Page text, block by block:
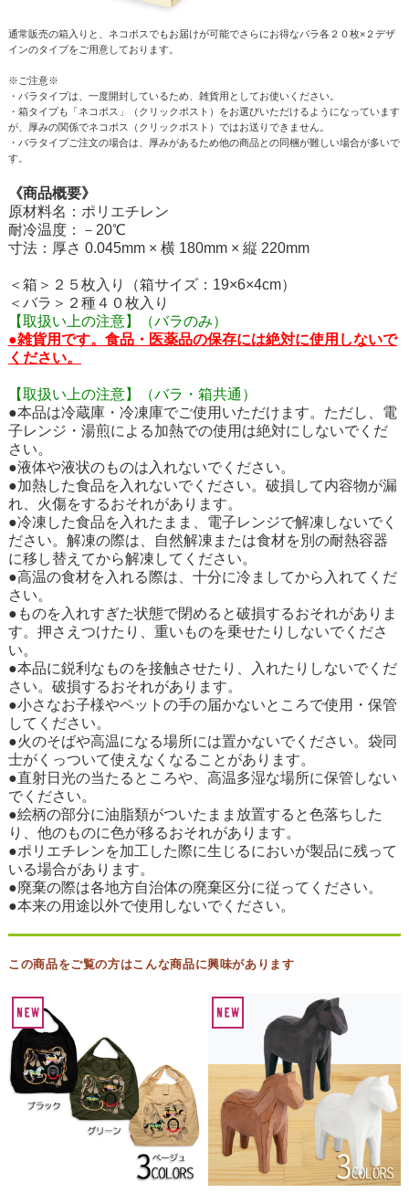
通常販売の箱入りと、ネコポスでもお届けが可能でさらにお得なバラ各２０枚×２デザ
インのタイプをご用意しております。
※ご注意※
・バラタイプは、一度開封しているため、雑貨用としてお使いください。
・箱タイプも「ネコポス」（クリックポスト）をお選びいただけるようになっています
が、厚みの関係でネコポス（クリックポスト）ではお送りできません。
・バラタイプご注文の場合は、厚みがあるため他の商品との同梱が難しい場合が多いで
す。
《商品概要》
原材料名：ポリエチレン
耐冷温度：－20℃
寸法：厚さ 0.045mm × 横 180mm × 縦 220mm
＜箱＞２５枚入り（箱サイズ：19×6×4cm）
＜バラ＞２種４０枚入り
【取扱い上の注意】（バラのみ）
●雑貨用です。食品・医薬品の保存には絶対に使用しないで
ください。
【取扱い上の注意】（バラ・箱共通）
●本品は冷蔵庫・冷凍庫でご使用いただけます。ただし、電
子レンジ・湯煎による加熱での使用は絶対にしないでくだ
さい。
●液体や液状のものは入れないでください。
●加熱した食品を入れないでください。破損して内容物が漏
れ、火傷をするおそれがあります。
●冷凍した食品を入れたまま、電子レンジで解凍しないでく
ださい。解凍の際は、自然解凍または食材を別の耐熱容器
に移し替えてから解凍してください。
●高温の食材を入れる際は、十分に冷ましてから入れてくだ
さい。
●ものを入れすぎた状態で閉めると破損するおそれがありま
す。押さえつけたり、重いものを乗せたりしないでくださ
い。
●本品に鋭利なものを接触させたり、入れたりしないでくだ
さい。破損するおそれがあります。
●小さなお子様やペットの手の届かないところで使用・保管
してください。
●火のそばや高温になる場所には置かないでください。袋同
士がくっついて使えなくなることがあります。
●直射日光の当たるところや、高温多湿な場所に保管しない
でください。
●絵柄の部分に油脂類がついたまま放置すると色落ちした
り、他のものに色が移るおそれがあります。
●ポリエチレンを加工した際に生じるにおいが製品に残って
いる場合があります。
●廃棄の際は各地方自治体の廃棄区分に従ってください。
●本来の用途以外で使用しないでください。
この商品をご覧の方はこんな商品に興味があります